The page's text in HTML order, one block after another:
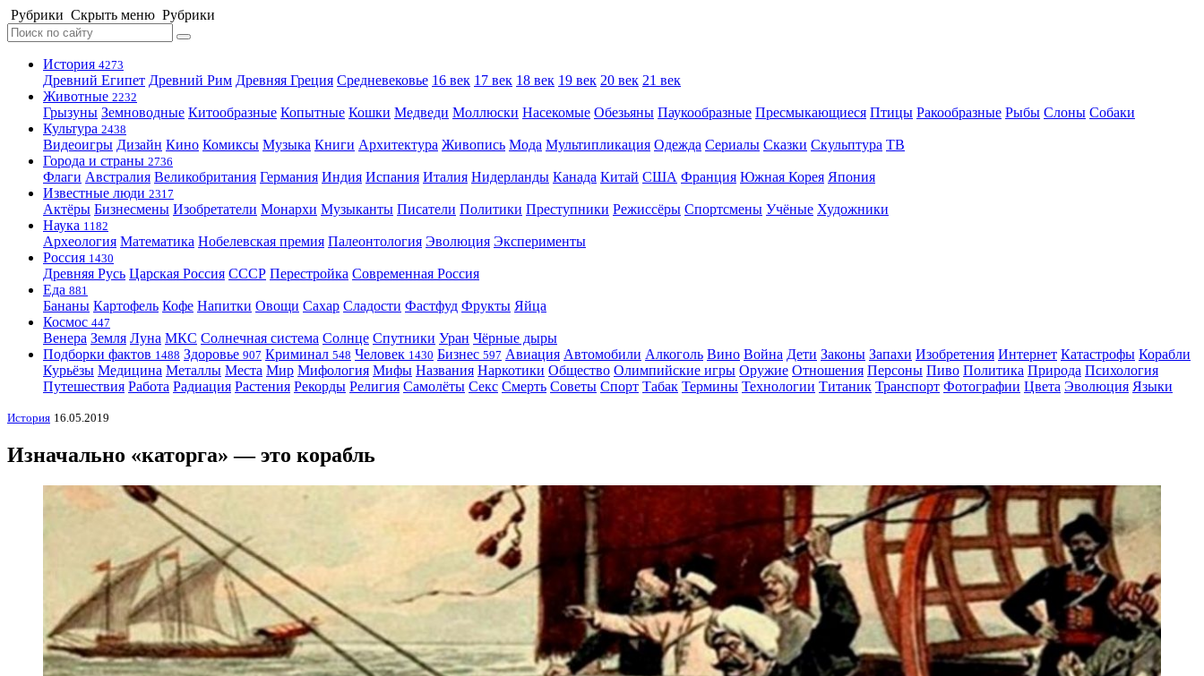
Рубрики Скрыть меню Рубрики
История 4273
Древний Египет Древний Рим Древняя Греция Средневековье 16 век 17 век 18 век 19 век 20 век 21 век
Животные 2232
Грызуны Земноводные Китообразные Копытные Кошки Медведи Моллюски Насекомые Обезьяны Паукообразные Пресмыкающиеся Птицы Ракообразные Рыбы Слоны Собаки
Культура 2438
Видеоигры Дизайн Кино Комиксы Музыка Книги Архитектура Живопись Мода Мультипликация Одежда Сериалы Сказки Скульптура ТВ
Города и страны 2736
Флаги Австралия Великобритания Германия Индия Испания Италия Нидерланды Канада Китай США Франция Южная Корея Япония
Известные люди 2317
Актёры Бизнесмены Изобретатели Монархи Музыканты Писатели Политики Преступники Режиссёры Спортсмены Учёные Художники
Наука 1182
Археология Математика Нобелевская премия Палеонтология Эволюция Эксперименты
Россия 1430
Древняя Русь Царская Россия СССР Перестройка Современная Россия
Еда 881
Бананы Картофель Кофе Напитки Овощи Сахар Сладости Фастфуд Фрукты Яйца
Космос 447
Венера Земля Луна МКС Солнечная система Солнце Спутники Уран Чёрные дыры
Подборки фактов 1488 Здоровье 907 Криминал 548 Человек 1430 Бизнес 597 Авиация Автомобили Алкоголь Вино Война Дети Законы Запахи Изобретения Интернет Катастрофы Корабли
Курьёзы Медицина Металлы Места Мир Мифология Мифы Названия Наркотики Общество Олимпийские игры Оружие Отношения Персоны Пиво Политика Природа Психология
Путешествия Работа Радиация Растения Рекорды Религия Самолёты Секс Смерть Советы Спорт Табак Термины Технологии Титаник Транспорт Фотографии Цвета Эволюция Языки
История 16.05.2019
Изначально «каторга» — это корабль